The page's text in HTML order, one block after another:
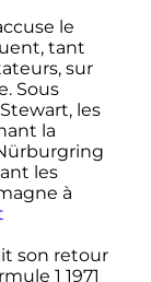
le
tant
sur
Sous
les
la
les
à
son retour
1 1971